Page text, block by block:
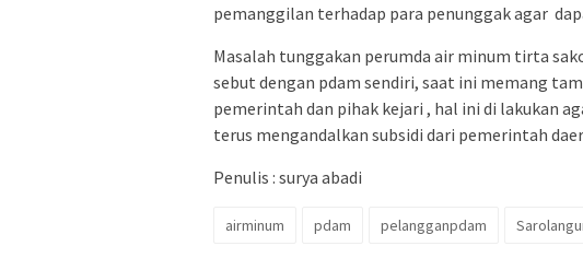
pemanggilan terhadap para penunggak agar
Masalah tunggakan perumda air minum tirta
sebut dengan pdam sendiri, saat ini memang
pemerintah dan pihak kejari , hal ini di lakukan
terus mengandalkan subsidi dari pemerintah
Penulis : surya abadi
airminum pdam pelangganpdam